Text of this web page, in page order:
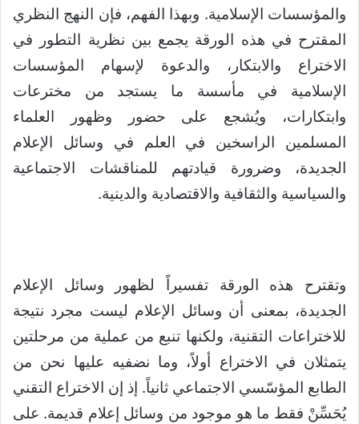
والمؤسسات الإسلامية. وبهذا الفهم، فإن النهج النظري
المقترح في هذه الورقة يجمع بين نظرية التطور في
الاختراع والابتكار، والدعوة لإسهام المؤسسات
الإسلامية في مأسسة ما يستجد من مخترعات
وابتكارات، ويُشجع على حضور وظهور العلماء
المسلمين الراسخين في العلم في وسائل الإعلام
الجديدة، وضرورة قيادتهم للمناقشات الاجتماعية
والسياسية والثقافية والاقتصادية والدينية.
وتقترح هذه الورقة تفسيراً لظهور وسائل الإعلام
الجديدة، بمعنى أن وسائل الإعلام ليست مجرد نتيجة
للاختراعات التقنية، ولكنها تنبع من عملية من مرحلتين
يتمثلان في الاختراع أولاً، وما نضفيه عليها نحن من
الطابع المؤسّسي الاجتماعي ثانياً. إذ إن الاختراع التقني
يُحَسِّنْ فقط ما هو موجود من وسائل إعلام قديمة. على